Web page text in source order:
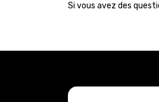
Si vous avez des